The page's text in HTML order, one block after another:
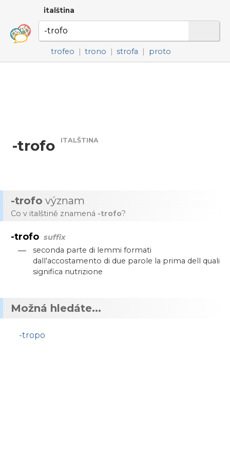
italština
trofeo | trono | strofa | proto
-trofo ITALŠTINA
-trofo význam
Co v italštině znamená -trofo?
-trofo suffix
—
seconda parte di lemmi formati
dall'accostamento di due parole la prima dell quali
significa nutrizione
Možná hledáte...
-tropo